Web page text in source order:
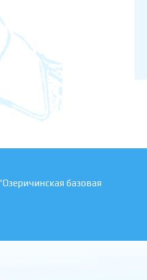
базовая